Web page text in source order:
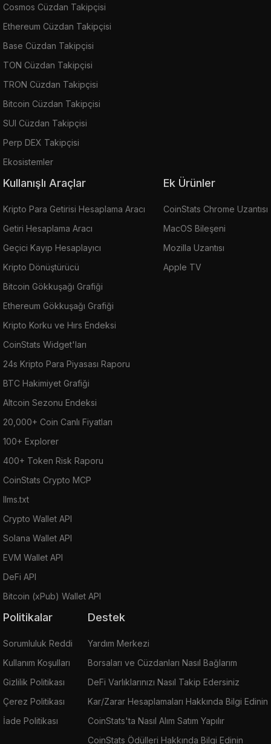
Cosmos Cüzdan Takipçisi
Ethereum Cüzdan Takipçisi
Base Cüzdan Takipçisi
TON Cüzdan Takipçisi
TRON Cüzdan Takipçisi
Bitcoin Cüzdan Takipçisi
SUI Cüzdan Takipçisi
Perp DEX Takipçisi
Ekosistemler
Kullanışlı Araçlar
Kripto Para Getirisi Hesaplama Aracı
Getiri Hesaplama Aracı
Geçici Kayıp Hesaplayıcı
Kripto Dönüştürücü
Bitcoin Gökkuşağı Grafiği
Ethereum Gökkuşağı Grafiği
Kripto Korku ve Hırs Endeksi
CoinStats Widget'ları
24s Kripto Para Piyasası Raporu
BTC Hakimiyet Grafiği
Altcoin Sezonu Endeksi
20,000+ Coin Canlı Fiyatları
100+ Explorer
400+ Token Risk Raporu
CoinStats Crypto MCP
llms.txt
Crypto Wallet API
Solana Wallet API
EVM Wallet API
DeFi API
Bitcoin (xPub) Wallet API
Ek Ürünler
CoinStats Chrome Uzantısı
MacOS Bileşeni
Mozilla Uzantısı
Apple TV
Politikalar
Sorumluluk Reddi
Kullanım Koşulları
Gizlilik Politikası
Çerez Politikası
İade Politikası
Destek
Yardım Merkezi
Borsaları ve Cüzdanları Nasıl Bağlarım
DeFi Varlıklarınızı Nasıl Takip Edersiniz
Kar/Zarar Hesaplamaları Hakkında Bilgi Edinin
CoinStats'ta Nasıl Alım Satım Yapılır
CoinStats Ödülleri Hakkında Bilgi Edinin